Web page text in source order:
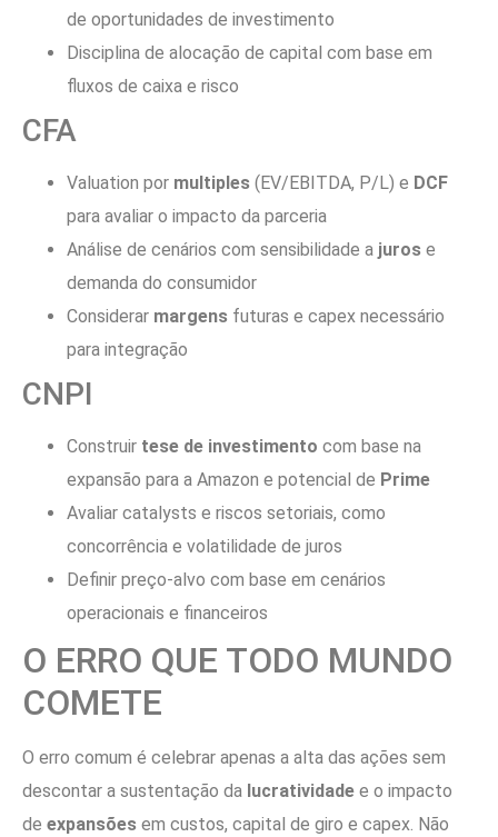
de oportunidades de investimento
Disciplina de alocação de capital com base em
fluxos de caixa e risco
CFA
Valuation por multiples (EV/EBITDA, P/L) e DCF
para avaliar o impacto da parceria
Análise de cenários com sensibilidade a juros e
demanda do consumidor
Considerar margens futuras e capex necessário
para integração
CNPI
Construir tese de investimento com base na
expansão para a Amazon e potencial de Prime
Avaliar catalysts e riscos setoriais, como
concorrência e volatilidade de juros
Definir preço-alvo com base em cenários
operacionais e financeiros
O ERRO QUE TODO MUNDO
COMETE
O erro comum é celebrar apenas a alta das ações sem
descontar a sustentação da lucratividade e o impacto
de expansões em custos, capital de giro e capex. Não